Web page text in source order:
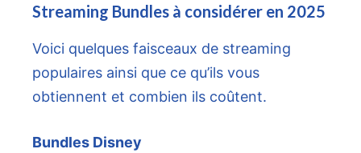
Streaming Bundles à considérer en 2025
Voici quelques faisceaux de streaming
populaires ainsi que ce qu’ils vous
obtiennent et combien ils coûtent.
Bundles Disney